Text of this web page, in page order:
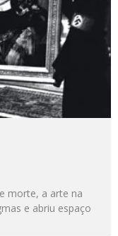
morte, a arte na
e abriu espaço